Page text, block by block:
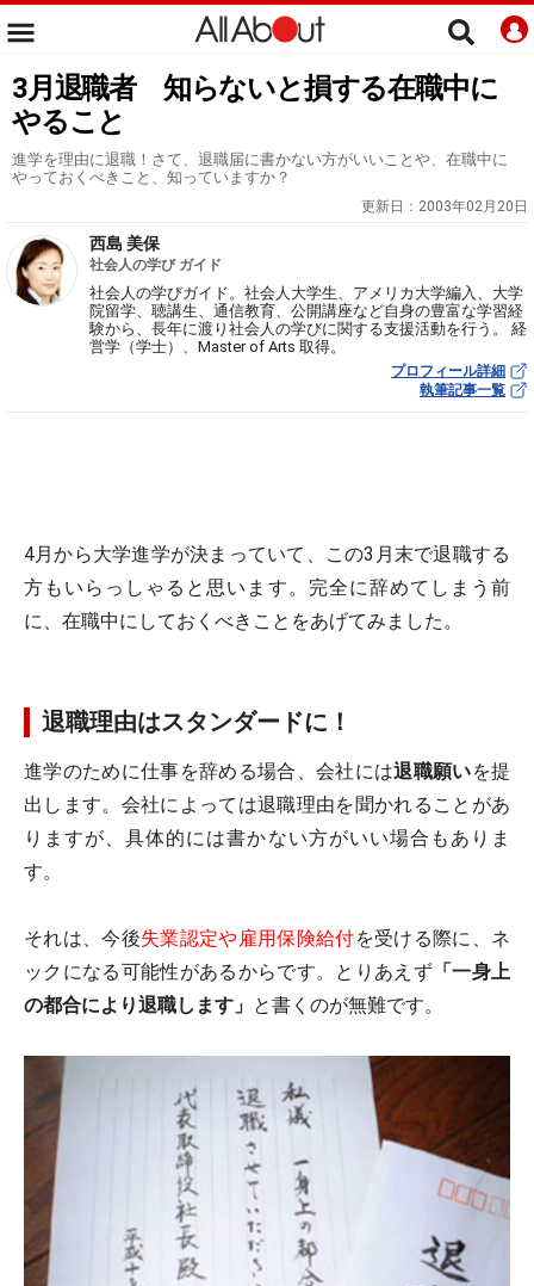
3月退職者 知らないと損する在職中に
やること
進学を理由に退職！さて、退職届に書かない方がいいことや、在職中に
やっておくべきこと、知っていますか？
更新日： 2003年02月20日
西島 美保
社会人の学び ガイド
社会人の学びガイド。社会人大学生、アメリカ大学編入、大学
院留学、聴講生、通信教育、公開講座など自身の豊富な学習経
験から、長年に渡り社会人の学びに関する支援活動を行う。 経
営学（学士）、Master of Arts 取得。
プロフィール詳細
執筆記事一覧
4月から大学進学が決まっていて、この3月末で退職する
方もいらっしゃると思います。完全に辞めてしまう前
に、在職中にしておくべきことをあげてみました。
退職理由はスタンダードに！
進学のために仕事を辞める場合、会社には退職願いを提
出します。会社によっては退職理由を聞かれることがあ
りますが、具体的には書かない方がいい場合もありま
す。
それは、今後失業認定や雇用保険給付を受ける際に、ネ
ックになる可能性があるからです。とりあえず 「一身上
の都合により退職します」 と書くのが無難です。